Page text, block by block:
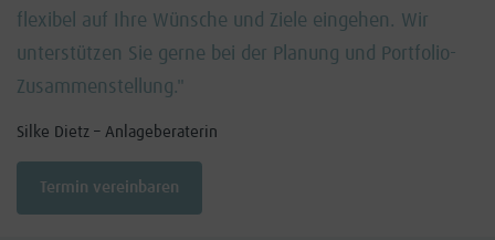
flexibel auf Ihre Wünsche und Ziele eingehen. Wir
unterstützen Sie gerne bei der Planung und Portfolio-
Zusammenstellung."
Silke Dietz – Anlageberaterin
Termin vereinbaren